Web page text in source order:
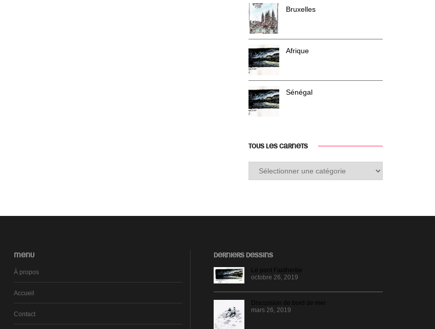
Bruxelles
Afrique
Sénégal
TOUS LES CARNETS
Tous
les
MENU
À propos
Accueil
Contact
DERNIERS DESSINS
Le pont Faidherbe
octobre 26, 2019
Discussion de bord de mer
mars 26, 2019